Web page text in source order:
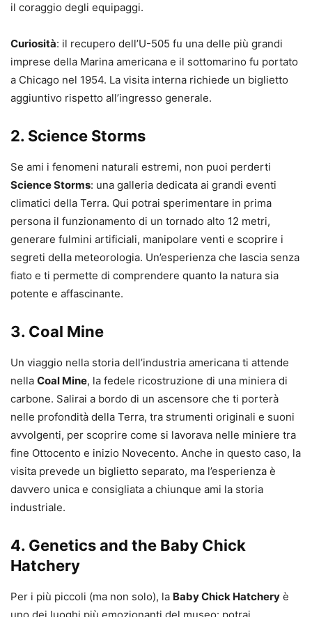
il coraggio degli equipaggi.
Curiosità: il recupero dell’U-505 fu una delle più grandi
imprese della Marina americana e il sottomarino fu portato
a Chicago nel 1954. La visita interna richiede un biglietto
aggiuntivo rispetto all’ingresso generale.
2. Science Storms
Se ami i fenomeni naturali estremi, non puoi perderti
Science Storms: una galleria dedicata ai grandi eventi
climatici della Terra. Qui potrai sperimentare in prima
persona il funzionamento di un tornado alto 12 metri,
generare fulmini artificiali, manipolare venti e scoprire i
segreti della meteorologia. Un’esperienza che lascia senza
fiato e ti permette di comprendere quanto la natura sia
potente e affascinante.
3. Coal Mine
Un viaggio nella storia dell’industria americana ti attende
nella Coal Mine, la fedele ricostruzione di una miniera di
carbone. Salirai a bordo di un ascensore che ti porterà
nelle profondità della Terra, tra strumenti originali e suoni
avvolgenti, per scoprire come si lavorava nelle miniere tra
fine Ottocento e inizio Novecento. Anche in questo caso, la
visita prevede un biglietto separato, ma l’esperienza è
davvero unica e consigliata a chiunque ami la storia
industriale.
4. Genetics and the Baby Chick
Hatchery
Per i più piccoli (ma non solo), la Baby Chick Hatchery è